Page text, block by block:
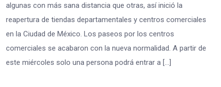
algunas con más sana distancia que otras, así inició la
reapertura de tiendas departamentales y centros comerciales
en la Ciudad de México. Los paseos por los centros
comerciales se acabaron con la nueva normalidad. A partir de
este miércoles solo una persona podrá entrar a […]